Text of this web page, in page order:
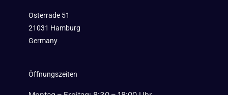
Osterrade 51
21031 Hamburg
Germany
Öffnungszeiten